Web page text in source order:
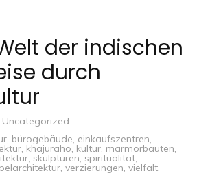
der indischen
durch
Uncategorized
, bürogebäude, einkaufszentren,
, khajuraho, kultur, marmorbauten,
, skulpturen, spiritualität,
, verzierungen, vielfalt,